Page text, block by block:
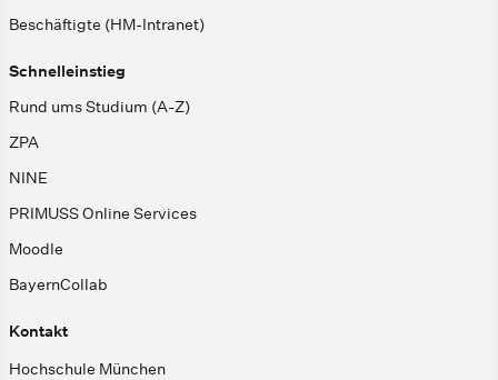
Beschäftigte (HM-Intranet)
Schnelleinstieg
Rund ums Studium (A-Z)
ZPA
NINE
PRIMUSS Online Services
Moodle
BayernCollab
Kontakt
Hochschule München